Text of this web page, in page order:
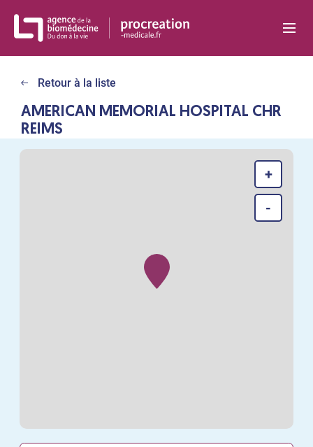
Retour à la liste
AMERICAN MEMORIAL HOSPITAL CHR
REIMS
+
-